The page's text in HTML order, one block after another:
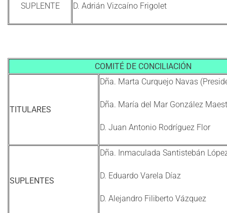
SUPLENTE D. Adrián Vizcaíno Frigolet
COMITÉ DE CONCILIACIÓN
TITULARES
Dña. Marta Curquejo Navas
Dña. María del Mar González
D. Juan Antonio Rodríguez Flor
SUPLENTES
Dña. Inmaculada Santistebán
D. Eduardo Varela Díaz
D. Alejandro Filiberto Vázquez